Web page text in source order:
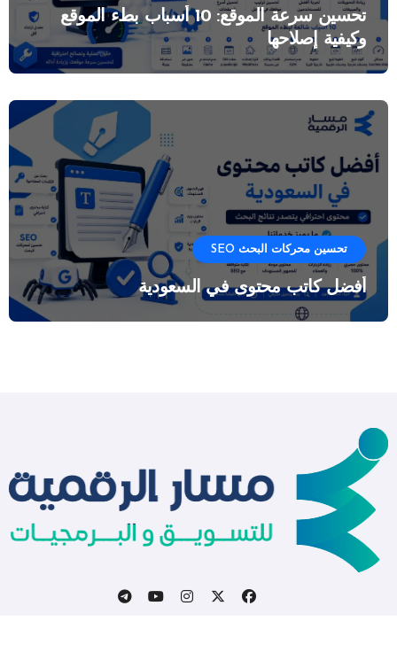
تحسين سرعة الموقع: 10 أسباب بطء الموقع
وكيفية إصلاحها
تحسين محركات البحث SEO
أفضل كاتب محتوى في السعودية